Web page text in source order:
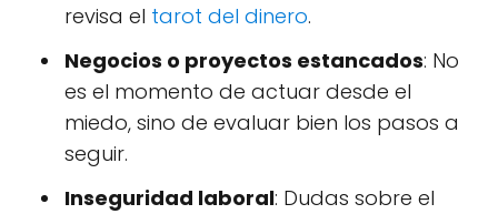
revisa el tarot del dinero.
Negocios o proyectos estancados: No
es el momento de actuar desde el
miedo, sino de evaluar bien los pasos a
seguir.
Inseguridad laboral: Dudas sobre el